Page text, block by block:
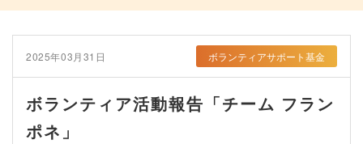
2025年03月31日 ボランティアサポート基金
ボランティア活動報告「チーム フラン
ポネ」